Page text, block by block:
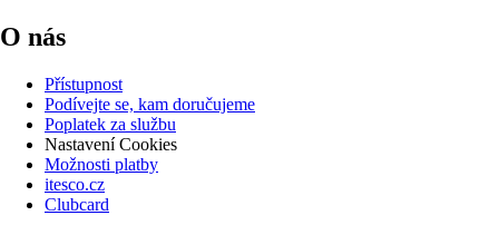
O nás
Přístupnost
Podívejte se, kam doručujeme
Poplatek za službu
Nastavení Cookies
Možnosti platby
itesco.cz
Clubcard